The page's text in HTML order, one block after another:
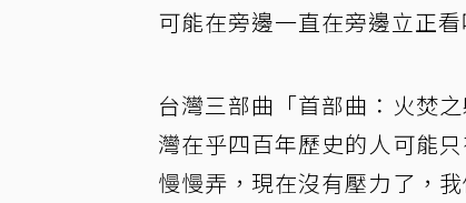
可能在旁邊一直在旁邊立正看
台灣三部曲「首部曲：火焚
灣在乎四百年歷史的人可能
慢慢弄，現在沒有壓力了，